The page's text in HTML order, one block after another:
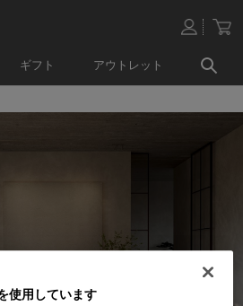
ギフト アウトレット
使用しています